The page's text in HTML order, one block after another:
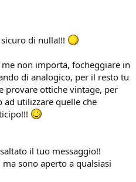
punti, potrò offrirti qualche
di nulla!!!
non importa, focheggiare in
di analogico, per il resto tu
provare ottiche vintage, per
ad utilizzare quelle che
il tuo messaggio!!
sono aperto a qualsiasi